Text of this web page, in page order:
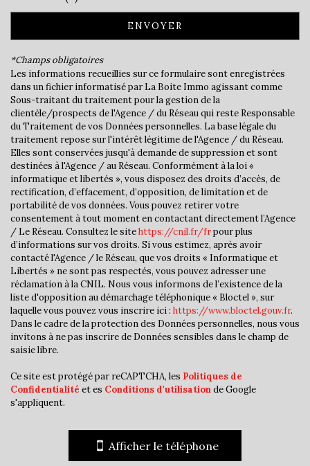
Nombre d'habitants
1 388
Propriétaires (vs. locataires)
Taxe habitation
Taxe foncière
16 %
Habitants de moins de 25 ans
Habitants de 25 à 55 ans
40,62 %
Habitants de plus de 55 ans
26,26 %
Nombre d'enfants par famille
Familles sans enfant
44,93 %
Familles avec 1 ou 2 enfants
Maisons
Appartements
4,23 %
Familles avec 3 enfants
6,04 %
ENVOYER
*Champs obligatoires
Les informations recueillies sur ce formulaire sont enregistrées
dans un fichier informatisé par La Boite Immo agissant comme
Sous-traitant du traitement pour la gestion de la
clientèle/prospects de l'Agence / du Réseau qui reste Responsable
du Traitement de vos Données personnelles. La base légale du
traitement repose sur l'intérêt légitime de l'Agence / du Réseau.
Elles sont conservées jusqu'à demande de suppression et sont
destinées à l'Agence / au Réseau. Conformément à la loi «
informatique et libertés », vous disposez des droits d’accès, de
rectification, d’effacement, d’opposition, de limitation et de
portabilité de vos données. Vous pouvez retirer votre
consentement à tout moment en contactant directement l’Agence
/ Le Réseau. Consultez le sitehttps://cnil.fr/frpour plus
d’informations sur vos droits. Si vous estimez, après avoir
contacté l'Agence / le Réseau, que vos droits « Informatique et
Libertés » ne sont pas respectés, vous pouvez adresser une
réclamation à la CNIL. Nous vous informons de l’existence de la
liste d'opposition au démarchage téléphonique « Bloctel », sur
laquelle vous pouvez vous inscrire ici : https://www.bloctel.gouv.fr.
Dans le cadre de la protection des Données personnelles, nous vous
invitons à ne pas inscrire de Données sensibles dans le champ de
saisie libre.
Ce site est protégé par reCAPTCHA, les Politiques de
Confidentialité et es Conditions d'utilisationde Google
s'appliquent.
Afficher le téléphone